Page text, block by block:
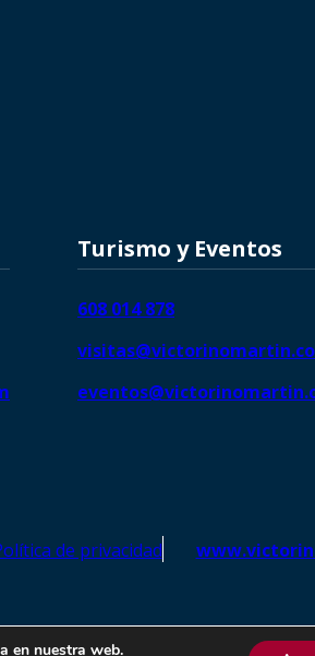
Turismo y Eventos
608 014 878
de privacidad
reservados | SEO de Agencia
en nuestra web.